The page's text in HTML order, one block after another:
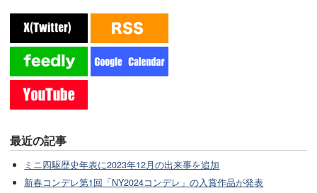
最近の記事
ミニ四駆歴史年表に2023年12月の出来事を追加
新春コンデレ第1回「NY2024コンデレ」の入賞作品が発表